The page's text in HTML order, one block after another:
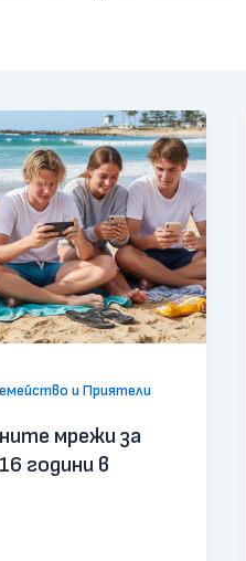
и Приятели
мрежи за
години в